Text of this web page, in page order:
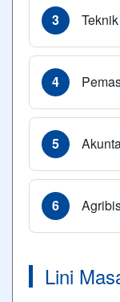
3
4
5
6
Lini